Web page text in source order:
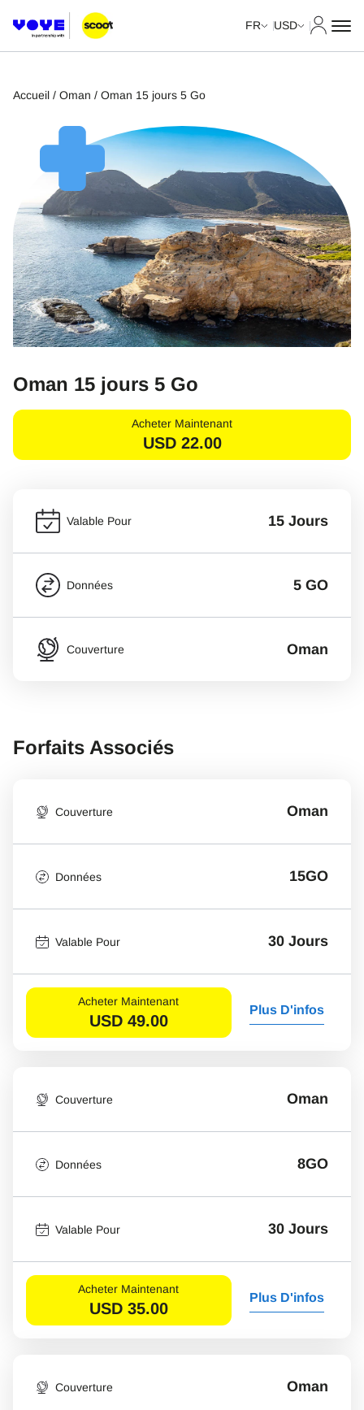
FR USD
Accueil / Oman / Oman 15 jours 5 Go
Oman 15 jours 5 Go
Acheter Maintenant
USD 22.00
Valable Pour 15 Jours
Données 5 GO
Couverture Oman
Forfaits Associés
Couverture Oman
Données 15GO
Valable Pour 30 Jours
Acheter Maintenant
USD 49.00
Plus D'infos
Couverture Oman
Données 8GO
Valable Pour 30 Jours
Acheter Maintenant
USD 35.00
Plus D'infos
Couverture Oman